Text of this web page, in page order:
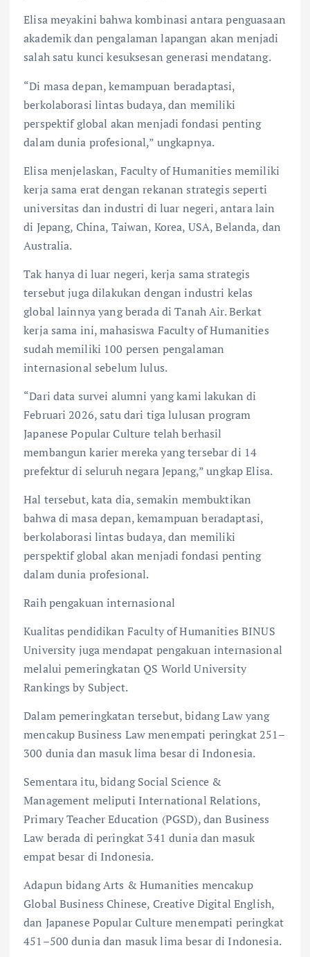
Elisa meyakini bahwa kombinasi antara penguasaan
akademik dan pengalaman lapangan akan menjadi
salah satu kunci kesuksesan generasi mendatang.
“Di masa depan, kemampuan beradaptasi,
berkolaborasi lintas budaya, dan memiliki
perspektif global akan menjadi fondasi penting
dalam dunia profesional,” ungkapnya.
Elisa menjelaskan, Faculty of Humanities memiliki
kerja sama erat dengan rekanan strategis seperti
universitas dan industri di luar negeri, antara lain
di Jepang, China, Taiwan, Korea, USA, Belanda, dan
Australia.
Tak hanya di luar negeri, kerja sama strategis
tersebut juga dilakukan dengan industri kelas
global lainnya yang berada di Tanah Air. Berkat
kerja sama ini, mahasiswa Faculty of Humanities
sudah memiliki 100 persen pengalaman
internasional sebelum lulus.
“Dari data survei alumni yang kami lakukan di
Februari 2026, satu dari tiga lulusan program
Japanese Popular Culture telah berhasil
membangun karier mereka yang tersebar di 14
prefektur di seluruh negara Jepang,” ungkap Elisa.
Hal tersebut, kata dia, semakin membuktikan
bahwa di masa depan, kemampuan beradaptasi,
berkolaborasi lintas budaya, dan memiliki
perspektif global akan menjadi fondasi penting
dalam dunia profesional.
Raih pengakuan internasional
Kualitas pendidikan Faculty of Humanities BINUS
University juga mendapat pengakuan internasional
melalui pemeringkatan QS World University
Rankings by Subject.
Dalam pemeringkatan tersebut, bidang Law yang
mencakup Business Law menempati peringkat 251–
300 dunia dan masuk lima besar di Indonesia.
Sementara itu, bidang Social Science &
Management meliputi International Relations,
Primary Teacher Education (PGSD), dan Business
Law berada di peringkat 341 dunia dan masuk
empat besar di Indonesia.
Adapun bidang Arts & Humanities mencakup
Global Business Chinese, Creative Digital English,
dan Japanese Popular Culture menempati peringkat
451–500 dunia dan masuk lima besar di Indonesia.